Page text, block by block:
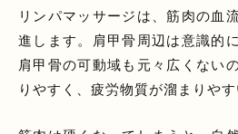
リンパマッサージは、筋肉の血
進します。肩甲骨周辺は意識的
肩甲骨の可動域も元々広くない
りやすく、疲労物質が溜まりやす